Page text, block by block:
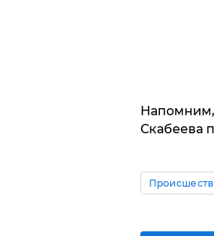
Напомним,
Скабеева